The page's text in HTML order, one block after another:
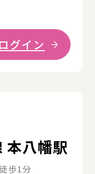
グイン
本八幡駅
歩1分